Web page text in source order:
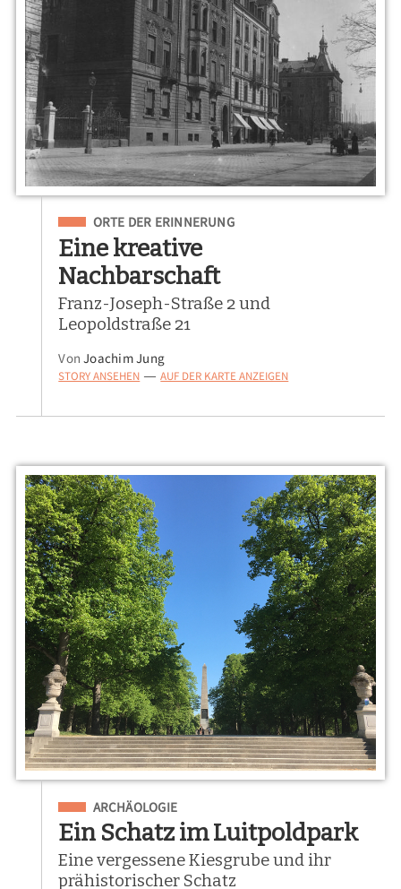
Eingeordnet unter
ORTE DER ERINNERUNG
Eine kreative
Nachbarschaft
Franz-Joseph-Straße 2 und
Leopoldstraße 21
VonJoachim Jung
STORY ANSEHEN — AUF DER KARTE ANZEIGEN
Eingeordnet unter
ARCHÄOLOGIE
Ein Schatz im Luitpoldpark
Eine vergessene Kiesgrube und ihr
prähistorischer Schatz